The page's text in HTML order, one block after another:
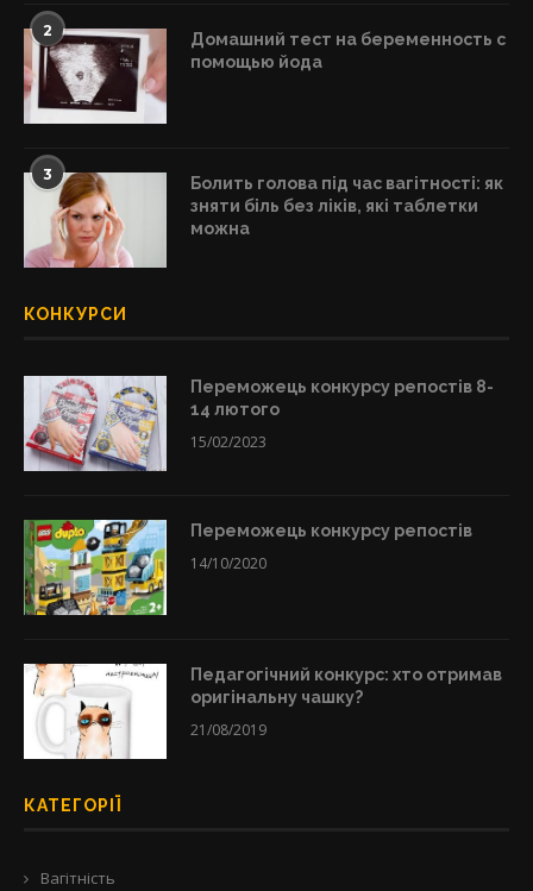
2
Домашний тест на беременность с
помощью йода
3
Болить голова під час вагітності: як
зняти біль без ліків, які таблетки
можна
КОНКУРСИ
Переможець конкурсу репостів 8-
14 лютого
15/02/2023
Переможець конкурсу репостів
14/10/2020
Педагогічний конкурс: хто отримав
оригінальну чашку?
21/08/2019
КАТЕГОРІЇ
Вагітність